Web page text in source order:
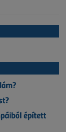
épített